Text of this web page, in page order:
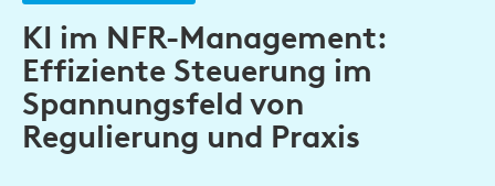
KI im NFR-Management:
Effiziente Steuerung im
Spannungsfeld von
Regulierung und Praxis